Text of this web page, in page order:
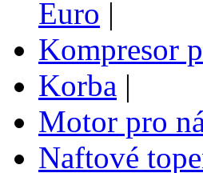
Euro |
Kompresor
Korba |
Motor pro
Naftové